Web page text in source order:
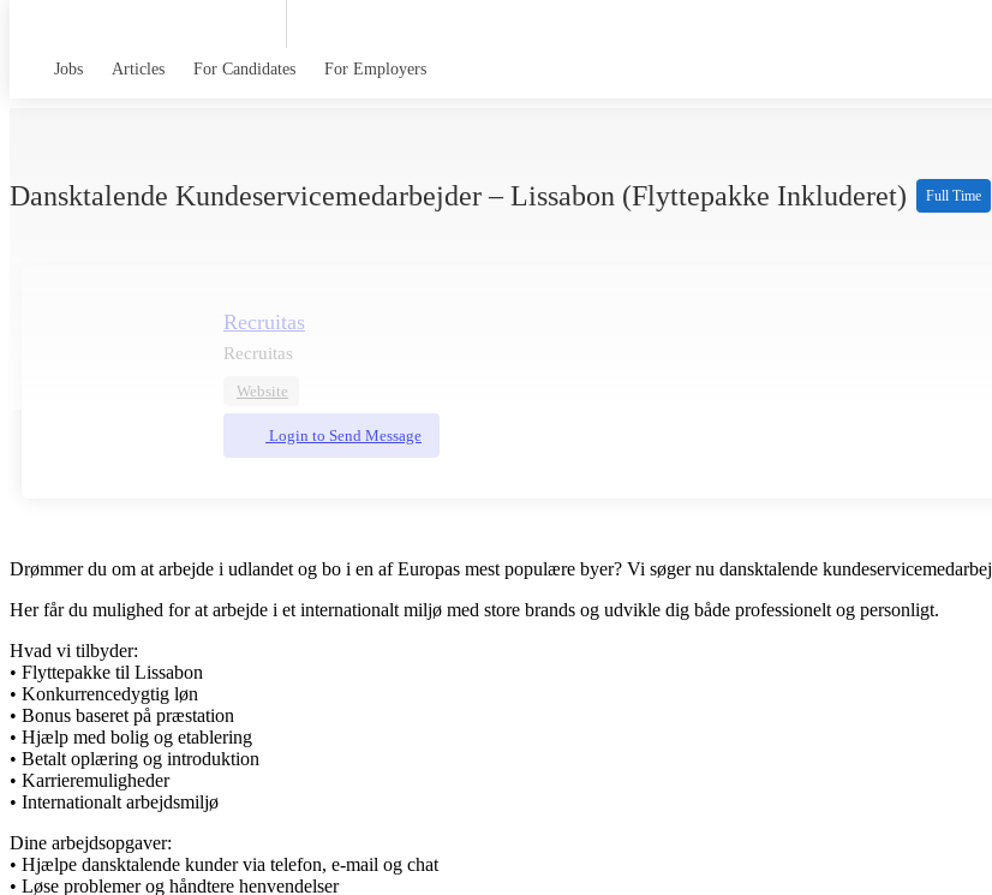
Jobs Articles For Candidates For Employers
Dansktalende Kundeservicemedarbejder – Lissabon (flyttepakke Inkluderet) Full Time
Recruitas
Recruitas
Website
Login to Send Message
Drømmer du om at arbejde i udlandet og bo i en af Europas mest populære byer? Vi søger nu dansktalende
Her får du mulighed for at arbejde i et internationalt miljø med store brands og udvikle dig både professionelt og personligt.
Hvad vi tilbyder:
• Flyttepakke til Lissabon
• Konkurrencedygtig løn
• Bonus baseret på præstation
• Hjælp med bolig og etablering
• Betalt oplæring og introduktion
• Karrieremuligheder
• Internationalt arbejdsmiljø
Dine arbejdsopgaver:
• Hjælpe dansktalende kunder via telefon, e-mail og chat
• Løse problemer og håndtere henvendelser